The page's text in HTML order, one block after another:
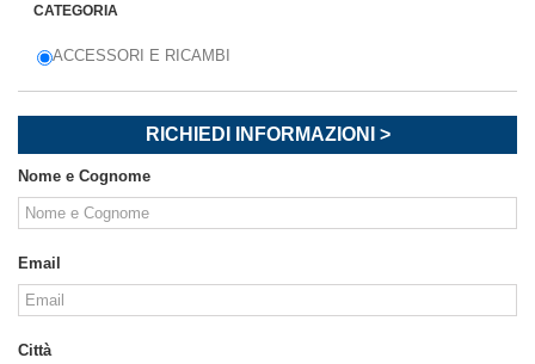
CATEGORIA
ACCESSORI E RICAMBI
RICHIEDI INFORMAZIONI >
Nome e Cognome
Email
Città